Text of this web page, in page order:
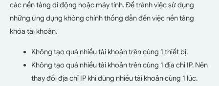
các nền tảng di động hoặc máy tính. Để tránh việc sử dụng
những ứng dụng không chính thống dẫn đến việc nền tảng
khóa tài khoản.
Không tạo quá nhiều tài khoản trên cùng 1 thiết bị.
Không tạo quá nhiều tài khoản trên cùng 1 địa chỉ IP. Nên
thay đổi địa chỉ IP khi dùng nhiều tài khoản cùng 1 lúc.